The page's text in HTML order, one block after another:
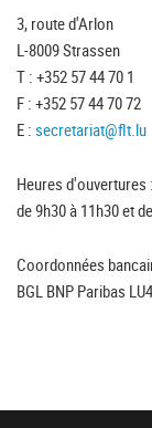
3, route d'Arlon
L-8009 Strassen
T : +352 57 44 70 1
F : +352 57 44 70 72
E : secretariat@flt.lu
Heures d'ouvertures :
de 9h30 à 11h30 et
Coordonnées
BGL BNP Paribas